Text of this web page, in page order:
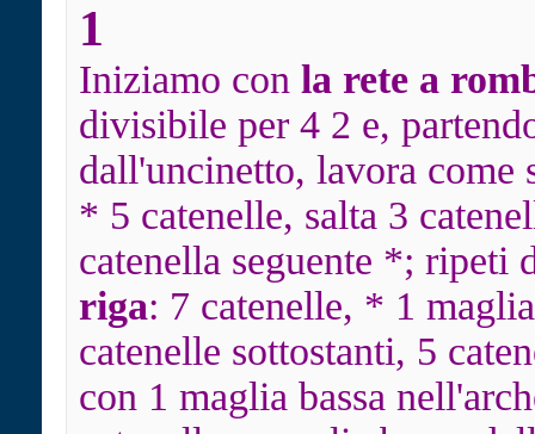
1
Iniziamo con la rete a
divisibile per 4 2 e,
dall'uncinetto, lavora come
* 5 catenelle, salta 3
catenella seguente *;
riga: 7 catenelle, * 1
catenelle sottostanti, 5
con 1 maglia bassa